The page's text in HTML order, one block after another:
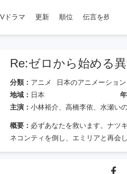
ドラマ 更新 順位 伝言を残す
Re:ゼロから始める
分類： アニメ
日本のアニメーション
地域： 日本
主演： 小林裕介、高橋李依、水瀬い
概要： 必ずあなたを救います。ナツ
ネコンティを倒し、エミリアと再会
始まりだった。想像を超えた危機、